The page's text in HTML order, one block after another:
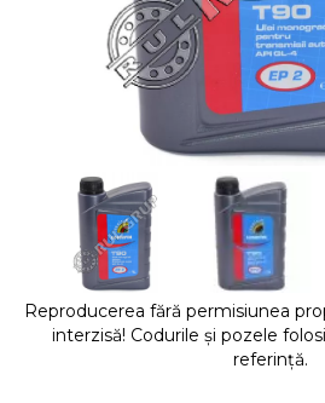
Reproducerea fără permisiunea
interzisă! Codurile și pozele
referință.